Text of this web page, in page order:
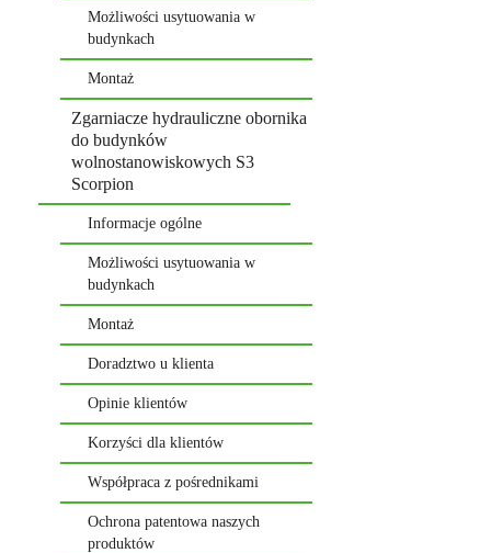
Możliwości usytuowania w
budynkach
Montaż
Zgarniacze hydrauliczne obornika
do budynków
wolnostanowiskowych S3
Scorpion
Informacje ogólne
Możliwości usytuowania w
budynkach
Montaż
Doradztwo u klienta
Opinie klientów
Korzyści dla klientów
Współpraca z pośrednikami
Ochrona patentowa naszych
produktów